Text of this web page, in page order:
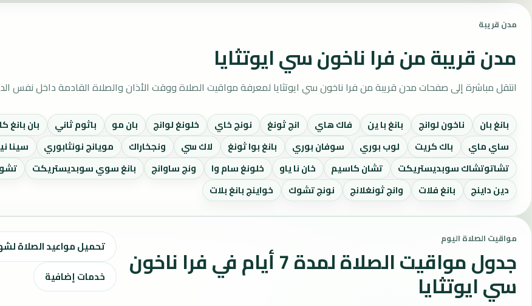
مدن قريبة
مدن قريبة من فرا ناخون سي ايوتثايا
انتقل مباشرة إلى صفحات مدن قريبة من فرا ناخون سي ايوتثايا لمعرفة مواقيت الصلاة ووقت الأذان والصلاة القادمة داخل نفس
بانغ بان ناخون لوانج بانغ با ين فاك هاي انج ثونغ نونج خاي خلونغ لوانج بان مو باثوم ثاني بان بانغ
ساي ماي
باك كريت لوب بوري سوفان بوري بانغ بوا ثونغ لاك سي ونجخاراك مويانج نونثابوري سينا
تشاتوتشاك سوبديستريكت
تشان كاسيم خان نا ياو خلونغ سام وا ونج ساوانج بانغ سوي سوبديستريكت
دين داينج
بانغ فلات وانج ثونغلانج نونج تشوك خواينج بانغ بلات
مواقيت الصلاة اليوم
جدول مواقيت الصلاة لمدة 7 أيام في فرا ناخون
سي ايوتثايا
تحميل مواعيد الصلاة لشهر أغسطس
خدمات إضافية